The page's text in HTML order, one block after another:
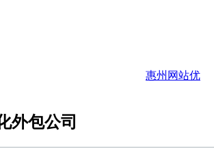
惠州网站优
外包公司